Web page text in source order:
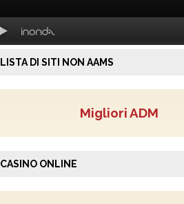
LISTA DI SITI NON AAMS
Migliori ADM
CASINO ONLINE